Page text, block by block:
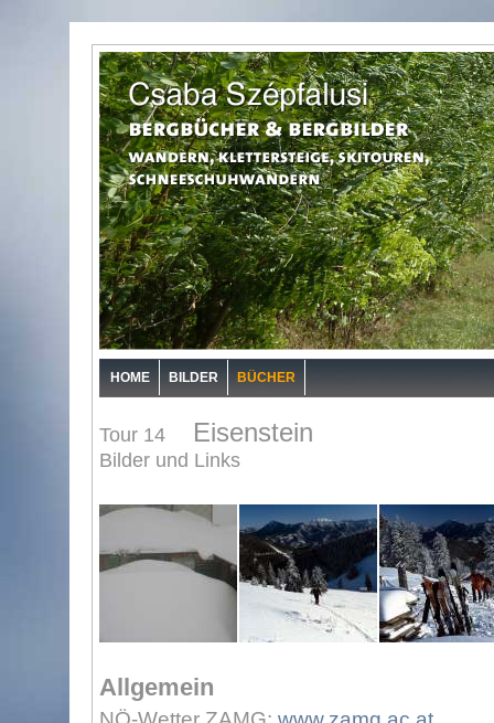
HOME BILDER BÜCHER
Tour 14 Eisenstein
Bilder und Links
Allgemein